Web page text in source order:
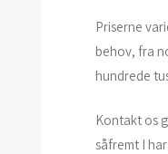
Priserne
behov, fra
hundrede
Kontakt os
såfremt I